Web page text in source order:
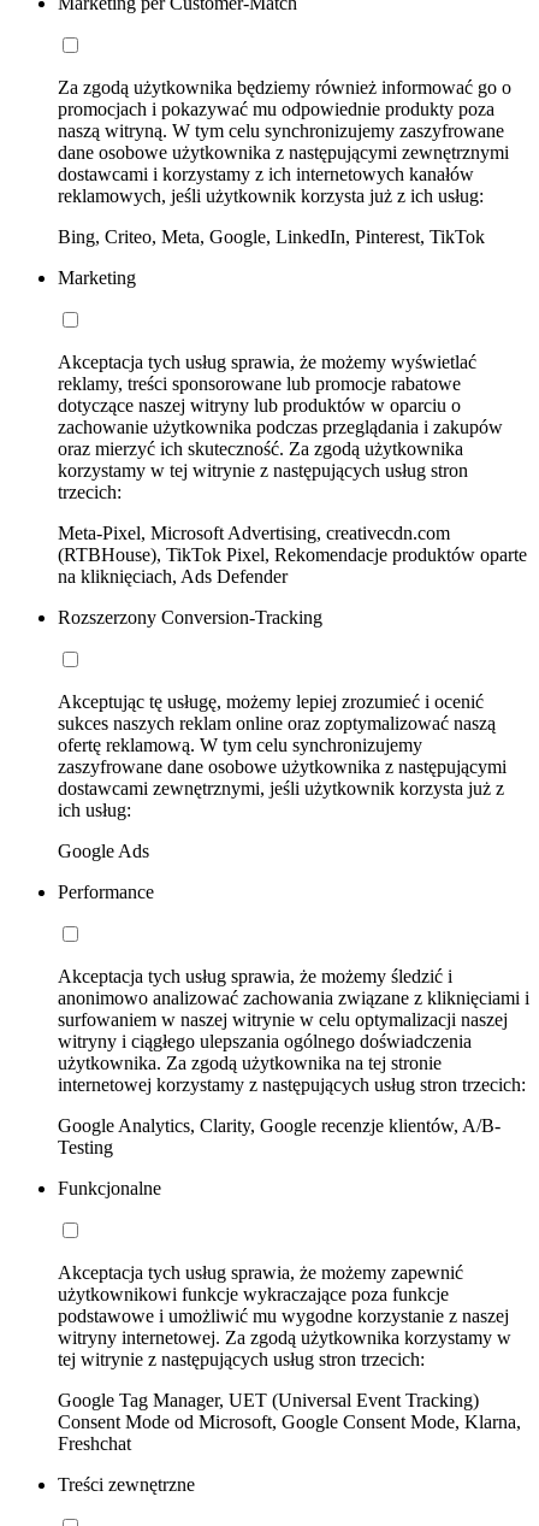
Za zgodą użytkownika będziemy również informować go o
promocjach i pokazywać mu odpowiednie produkty poza
naszą witryną. W tym celu synchronizujemy zaszyfrowane
dane osobowe użytkownika z następującymi zewnętrznymi
dostawcami i korzystamy z ich internetowych kanałów
reklamowych, jeśli użytkownik korzysta już z ich usług:
Bing, Criteo, Meta, Google, LinkedIn, Pinterest, TikTok
Marketing
Akceptacja tych usług sprawia, że możemy wyświetlać
reklamy, treści sponsorowane lub promocje rabatowe
dotyczące naszej witryny lub produktów w oparciu o
zachowanie użytkownika podczas przeglądania i zakupów
oraz mierzyć ich skuteczność. Za zgodą użytkownika
korzystamy w tej witrynie z następujących usług stron
trzecich:
Meta-Pixel, Microsoft Advertising, creativecdn.com
(RTBHouse), TikTok Pixel, Rekomendacje produktów oparte
na kliknięciach, Ads Defender
Rozszerzony Conversion-Tracking
Akceptując tę usługę, możemy lepiej zrozumieć i ocenić
sukces naszych reklam online oraz zoptymalizować naszą
ofertę reklamową. W tym celu synchronizujemy
zaszyfrowane dane osobowe użytkownika z następującymi
dostawcami zewnętrznymi, jeśli użytkownik korzysta już z
ich usług:
Google Ads
Performance
Akceptacja tych usług sprawia, że możemy śledzić i
anonimowo analizować zachowania związane z kliknięciami i
surfowaniem w naszej witrynie w celu optymalizacji naszej
witryny i ciągłego ulepszania ogólnego doświadczenia
użytkownika. Za zgodą użytkownika na tej stronie
internetowej korzystamy z następujących usług stron trzecich:
Google Analytics, Clarity, Google recenzje klientów, A/B-
Testing
Funkcjonalne
Akceptacja tych usług sprawia, że możemy zapewnić
użytkownikowi funkcje wykraczające poza funkcje
podstawowe i umożliwić mu wygodne korzystanie z naszej
witryny internetowej. Za zgodą użytkownika korzystamy w
tej witrynie z następujących usług stron trzecich:
Google Tag Manager, UET (Universal Event Tracking)
Consent Mode od Microsoft, Google Consent Mode, Klarna,
Freshchat
Treści zewnętrzne